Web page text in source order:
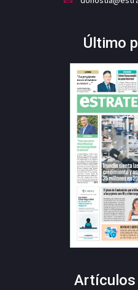
Último
Artículos